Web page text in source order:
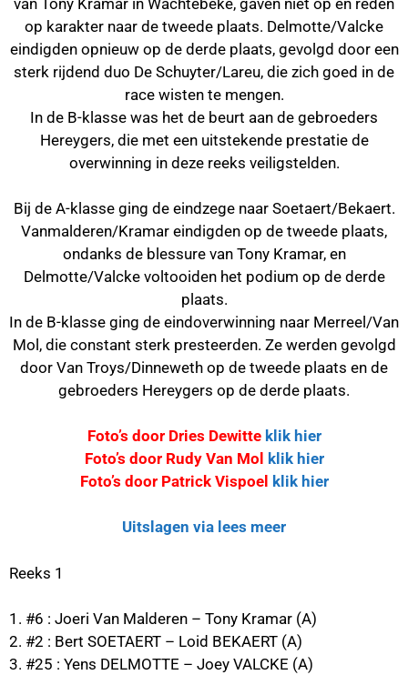
op karakter naar de tweede plaats. Delmotte/Valcke
eindigden opnieuw op de derde plaats, gevolgd door een
sterk rijdend duo De Schuyter/Lareu, die zich goed in de
race wisten te mengen.
In de B-klasse was het de beurt aan de gebroeders
Hereygers, die met een uitstekende prestatie de
overwinning in deze reeks veiligstelden.
Bij de A-klasse ging de eindzege naar Soetaert/Bekaert.
Vanmalderen/Kramar eindigden op de tweede plaats,
ondanks de blessure van Tony Kramar, en
Delmotte/Valcke voltooiden het podium op de derde
plaats.
In de B-klasse ging de eindoverwinning naar Merreel/Van
Mol, die constant sterk presteerden. Ze werden gevolgd
door Van Troys/Dinneweth op de tweede plaats en de
gebroeders Hereygers op de derde plaats.
Foto’s door Dries Dewitte klik hier
Foto’s door Rudy Van Mol klik hier
Foto’s door Patrick Vispoel klik hier
Uitslagen via lees meer
Reeks 1
1. #6 : Joeri Van Malderen – Tony Kramar (A)
2. #2 : Bert SOETAERT – Loid BEKAERT (A)
3. #25 : Yens DELMOTTE – Joey VALCKE (A)